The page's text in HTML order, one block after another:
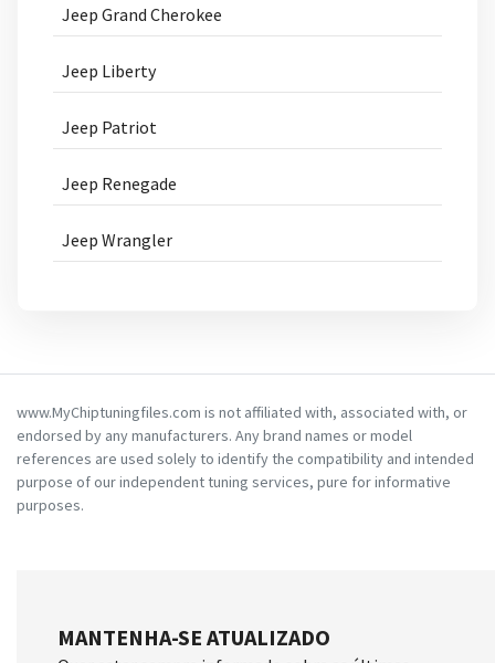
Jeep Grand Cherokee
Jeep Liberty
Jeep Patriot
Jeep Renegade
Jeep Wrangler
www.MyChiptuningfiles.com is not affiliated with, associated with, or
endorsed by any manufacturers. Any brand names or model
references are used solely to identify the compatibility and intended
purpose of our independent tuning services, pure for informative
purposes.
MANTENHA-SE ATUALIZADO